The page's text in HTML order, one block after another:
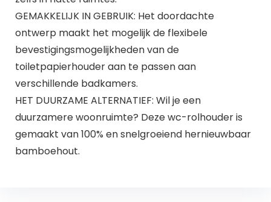
GEMAKKELIJK IN GEBRUIK: Het doordachte
ontwerp maakt het mogelijk de flexibele
bevestigingsmogelijkheden van de
toiletpapierhouder aan te passen aan
verschillende badkamers.
HET DUURZAME ALTERNATIEF: Wil je een
duurzamere woonruimte? Deze wc-rolhouder is
gemaakt van 100% en snelgroeiend hernieuwbaar
bamboehout.